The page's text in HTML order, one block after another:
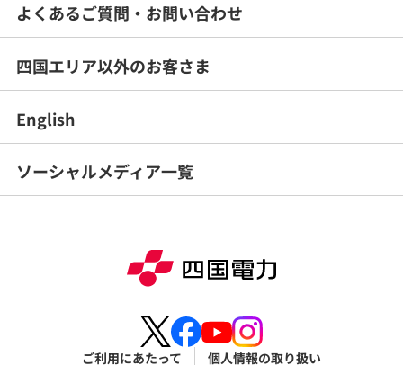
よくあるご質問・ お問い合わせ
四国エリア以外のお客さま
English
ソーシャルメディア一覧
ご利用にあたって 個人情報の取り扱い